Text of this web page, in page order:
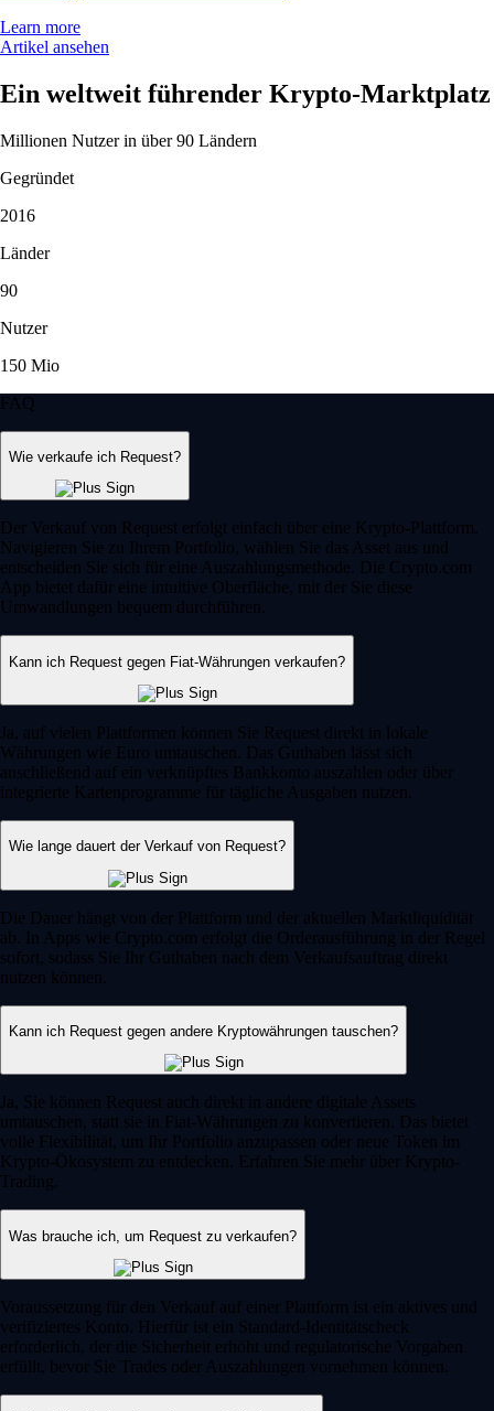
Learn more
Artikel ansehen
Ein weltweit führender Krypto-Marktplatz
Millionen Nutzer in über 90 Ländern
Gegründet
2016
Länder
90
Nutzer
150 Mio
FAQ
Wie verkaufe ich Request?
Der Verkauf von Request erfolgt einfach über eine Krypto-Plattform.
Navigieren Sie zu Ihrem Portfolio, wählen Sie das Asset aus und
entscheiden Sie sich für eine Auszahlungsmethode. Die Crypto.com
App bietet dafür eine intuitive Oberfläche, mit der Sie diese
Umwandlungen bequem durchführen.
Kann ich Request gegen Fiat-Währungen verkaufen?
Ja, auf vielen Plattformen können Sie Request direkt in lokale
Währungen wie Euro umtauschen. Das Guthaben lässt sich
anschließend auf ein verknüpftes Bankkonto auszahlen oder über
integrierte Kartenprogramme für tägliche Ausgaben nutzen.
Wie lange dauert der Verkauf von Request?
Die Dauer hängt von der Plattform und der aktuellen Marktliquidität
ab. In Apps wie Crypto.com erfolgt die Orderausführung in der Regel
sofort, sodass Sie Ihr Guthaben nach dem Verkaufsauftrag direkt
nutzen können.
Kann ich Request gegen andere Kryptowährungen tauschen?
Ja, Sie können Request auch direkt in andere digitale Assets
umtauschen, statt sie in Fiat-Währungen zu konvertieren. Das bietet
volle Flexibilität, um Ihr Portfolio anzupassen oder neue Token im
Krypto-Ökosystem zu entdecken. Erfahren Sie mehr über Krypto-
Trading.
Was brauche ich, um Request zu verkaufen?
Voraussetzung für den Verkauf auf einer Plattform ist ein aktives und
verifiziertes Konto. Hierfür ist ein Standard-Identitätscheck
erforderlich, der die Sicherheit erhöht und regulatorische Vorgaben
erfüllt, bevor Sie Trades oder Auszahlungen vornehmen können.